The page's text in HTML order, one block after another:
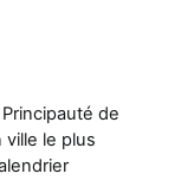
de
le plus